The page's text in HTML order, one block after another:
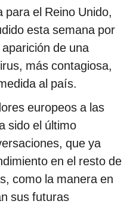
el Reino Unido,
esta semana por
de una
más contagiosa,
al país.
europeos a las
sido el último
que ya
en el resto de
como la manera en
sus futuras